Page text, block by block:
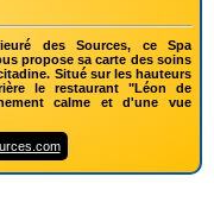
des Sources, ce Spa
propose sa carte des soins
Situé sur les hauteurs
le restaurant "Léon de
calme et d'une vue